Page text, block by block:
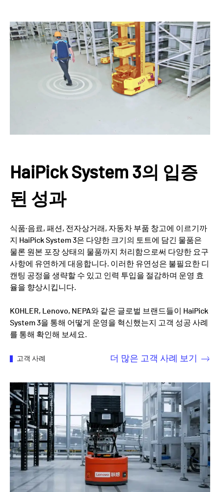
HaiPick System 3의 입증
된 성과
식품·음료, 패션, 전자상거래, 자동차 부품 창고에 이르기까
지 HaiPick System 3은 다양한 크기의 토트에 담긴 물품은
물론 원본 포장 상태의 물품까지 처리함으로써 다양한 요구
사항에 유연하게 대응합니다. 이러한 유연성은 불필요한 디
캔팅 공정을 생략할 수 있고 인력 투입을 절감하며 운영 효
율을 향상시킵니다.
KOHLER, Lenovo, NEPA와 같은 글로벌 브랜드들이 HaiPick
System 3을 통해 어떻게 운영을 혁신했는지 고객 성공 사례
를 통해 확인해 보세요.
고객 사례 더 많은 고객 사례 보기